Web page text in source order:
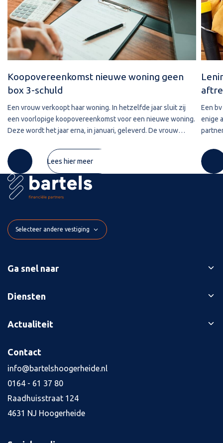
Koopovereenkomst nieuwe woning geen
box 3-schuld
Een vrouw verkoopt haar woning. In hetzelfde jaar sluit zij
een voorlopige koopovereenkomst voor een nieuwe woning.
Deze wordt het jaar erna, in januari, geleverd. De vrouw
derdengeldrekening van
Lees hier meer
Een
enige
Selecteer andere vestiging
Ga snel naar
Ons verhaal
Succesverhalen
Diensten
Bedrijfsopvolging
Boekhouding
Kredietaanvraag
Jaarrekening
Salarisadministratie
Tax planning
Actualiteit
Blog
Kennisbank
Vacatures
4
Contact
info@bartelshoogerheide.nl
0164 - 61 37 80
Raadhuisstraat 124
4631 NJ Hoogerheide